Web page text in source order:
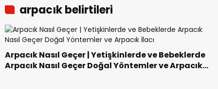
arpacık belirtileri
Arpacık Nasıl Geçer | Yetişkinlerde ve Bebeklerde
Arpacık Nasıl Geçer Doğal Yöntemler ve Arpacık